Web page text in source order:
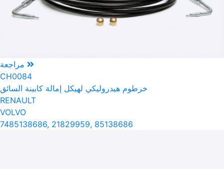
مراجعة
CH0084
خرطوم هيدروليكي لهيكل إمالة كابينة السائق
RENAULT
VOLVO
7485138686, 21829959, 85138686